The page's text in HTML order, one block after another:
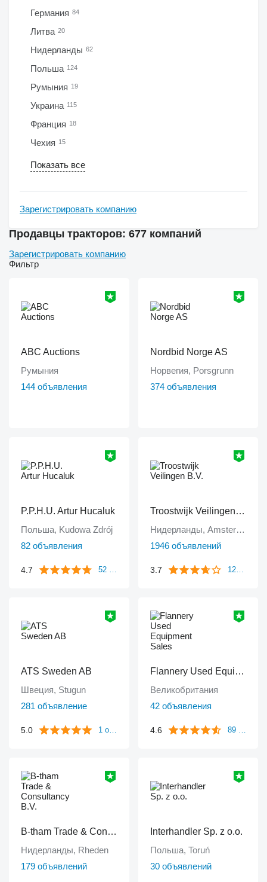
Германия 84
Литва 20
Нидерланды 62
Польша 124
Румыния 19
Украина 115
Франция 18
Чехия 15
Показать все
Зарегистрировать компанию
Продавцы тракторов: 677 компаний
Зарегистрировать компанию
Фильтр
ABC Auctions
Румыния
144 объявления
Nordbid Norge AS
Норвегия, Porsgrunn
374 объявления
P.P.H.U. Artur Hucaluk
Польша, Kudowa Zdrój
82 объявления
4.7 52 отзыва
Troostwijk Veilingen B.V.
Нидерланды, Amsterdam
1946 объявлений
3.7 1249 отзывов
ATS Sweden AB
Швеция, Stugun
281 объявление
5.0 1 отзыв
Flannery Used Equipment Sales
Великобритания
42 объявления
4.6 89 отзывов
B-tham Trade & Consultancy B.V.
Нидерланды, Rheden
179 объявлений
Interhandler Sp. z o.o.
Польша, Toruń
30 объявлений